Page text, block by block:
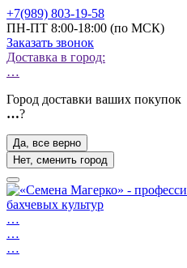
+7(989) 803-19-58
ПН-ПТ 8:00-18:00 (по МСК)
Заказать звонок
Доставка в город:
…
Город доставки ваших покупок
…?
Да, все верно
Нет, сменить город
…
…
…